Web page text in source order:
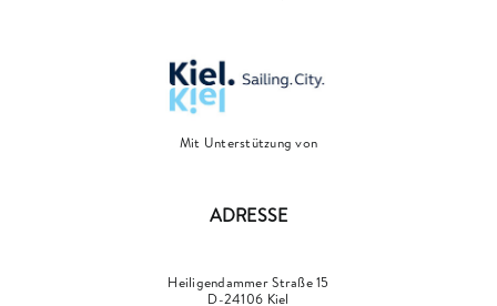
Mit Unterstützung von
ADRESSE
Heiligendammer Straße 15
D-24106 Kiel